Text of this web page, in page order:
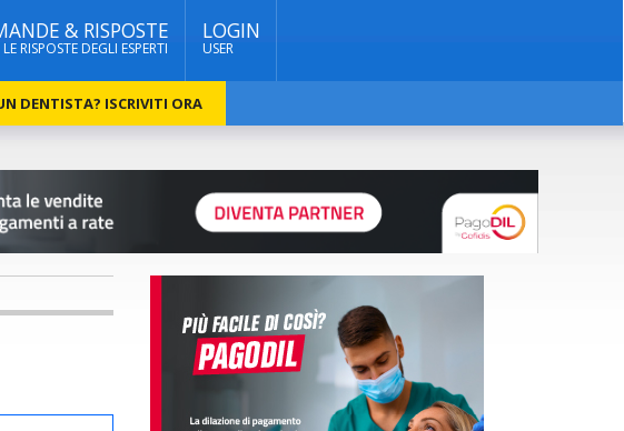
& RISPOSTE
RISPOSTE DEGLI ESPERTI
LOGIN
USER
DENTISTA? ISCRIVITI ORA